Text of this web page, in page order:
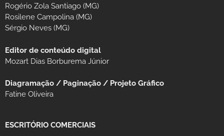
Rogério Zola Santiago (MG)
Rosilene Campolina (MG)
Sérgio Neves (MG)
Editor de conteúdo digital
Mozart Dias Borburema Júnior
Diagramação / Paginação / Projeto Gráfico
Fatine Oliveira
ESCRITÓRIO COMERCIAIS